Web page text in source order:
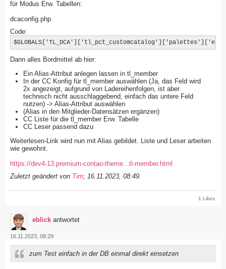
für Modus Erw. Tabellen:
dcaconfig.php
Code:
Dann alles Bordmittel ab hier:
Ein Alias-Attribut anlegen lassen in tl_member
In der CC Konfig für tl_member auswählen (Ja, das Feld wird
2x angezeigt, aufgrund von Ladereihenfolgen, ist aber
technisch nicht ausschlaggebend, einfach das untere Feld
nutzen) -> Alias-Attribut auswählen
(Alias in den Mitglieder-Datensätzen ergänzen)
CC Liste für die tl_member Erw. Tabelle
CC Leser passend dazu
Weiterlesen-Link wird nun mit Alias gebildet. Liste und Leser arbeiten
wie gewohnt.
https://dev4-13.premium-contao-theme...tl-member.html
Zuletzt geändert von Tim; 16.11.2023, 08:49
1 Likes
eblick antwortet
16.11.2023, 08:29
zum Test einfach in der DB einmal direkt einsetzen